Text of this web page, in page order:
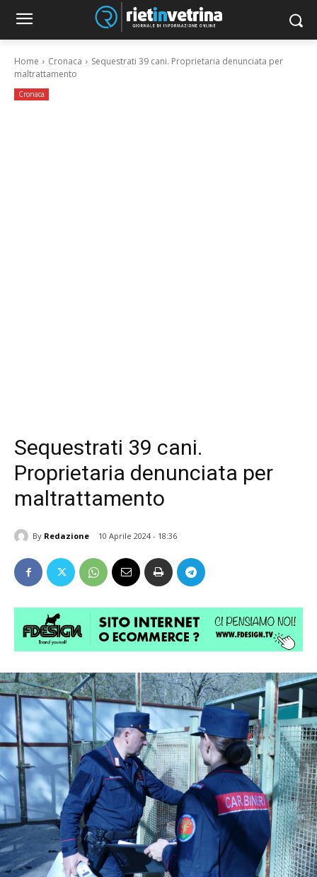
Home Cronaca
Sequestrati 39 cani. Proprietaria denunciata per
maltrattamento
Cronaca
Sequestrati 39 cani.
Proprietaria denunciata per
maltrattamento
By Redazione 10 Aprile 2024 - 18:36